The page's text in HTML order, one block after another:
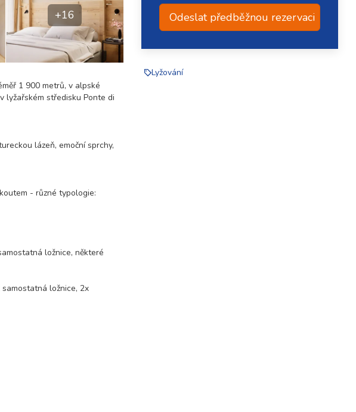
+16
1 900 metrů, v alpské
lyžařském středisku Ponte di
lázeň, emoční sprchy,
- různé typologie:
ložnice, některé
ložnice, 2x
Odeslat předběžnou rezervaci
Lyžování